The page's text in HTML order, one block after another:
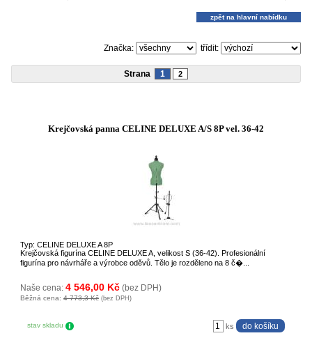
zpět na hlavní nabídku
třídit:
Značka:
Strana 1 2
Krejčovská panna CELINE DELUXE A/S 8P vel. 36-42
Typ: CELINE DELUXE A 8P
Krejčovská figurína CELINE DELUXE A, velikost S (36-42). Profesionální
figurína pro návrháře a výrobce oděvů. Tělo je rozděleno na 8 č�...
Naše cena: 4 546,00 Kč (bez DPH)
Běžná cena: 4 773,3 Kč (bez DPH)
stav skladu ks